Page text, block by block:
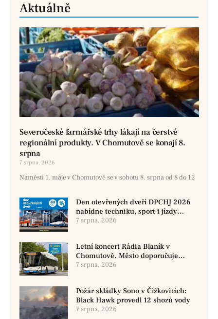
Aktuálně
Severočeské farmářské trhy lákají na čerstvé
regionální produkty. V Chomutově se konají 8.
srpna
7 srpna, 2026
Náměstí 1. máje v Chomutově se v sobotu 8. srpna od 8 do 12
Den otevřených dveří DPCHJ 2026
nabídne techniku, sport i jízdy
historickými vozy
7 srpna, 2026
Letní koncert Rádia Blaník v
Chomutově. Město doporučuje
využít MHD
7 srpna, 2026
Požár skládky Sono v Čížkovicích:
Black Hawk provedl 12 shozů vody
7 srpna, 2026